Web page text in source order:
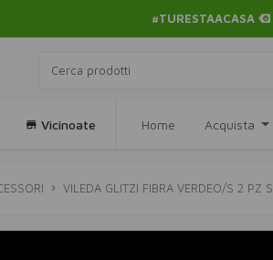
#TURESTAACASA
Vicinoate Home Acquista
VILEDA GLITZI FIBRA VERDEO/S 2 PZ S